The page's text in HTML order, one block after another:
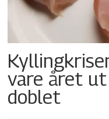
vare året
doblet